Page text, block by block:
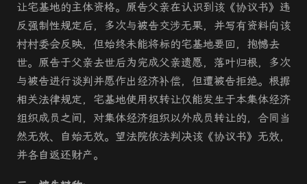
让宅基地的主体资格。原告父亲在认识到该《协议书》违
反强制性规定后，多次与被告交涉无果，并写有资料向该
村村委会反映，但始终未能将标的宅基地要回，抱憾去
世。原告于父亲去世后为完成父亲遗愿，落叶归根，多次
与被告进行谈判并愿作出经济补偿，但遭被告拒绝。根据
相关法律规定，宅基地使用权转让仅能发生于本集体经济
组织成员之间，对集体经济组织以外成员转让的，合同当
然无效、自始无效。望法院依法判决该《协议书》无效，
并各自返还财产。